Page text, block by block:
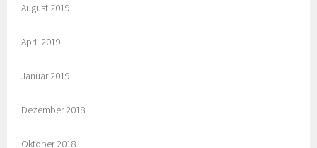
August 2019
April 2019
Januar 2019
Dezember 2018
Oktober 2018